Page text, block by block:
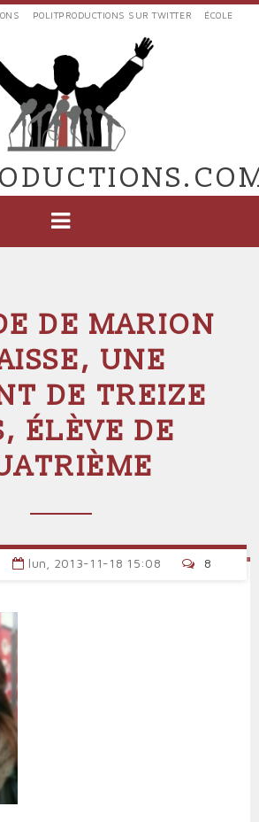
POLITPRODUCTIONS SUR TWITTER ÉCOLE
DE MARION
UNE
DE TREIZE
ÉLÈVE DE
lun, 2013-11-18 15:08 8